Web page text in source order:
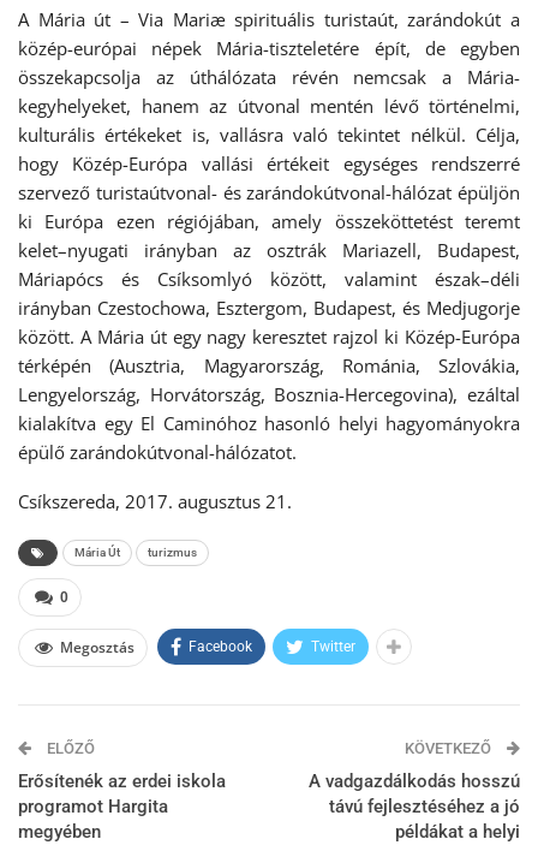
A Mária út – Via Mariæ spirituális turistaút, zarándokút a
közép-európai népek Mária-tiszteletére épít, de egyben
összekapcsolja az úthálózata révén nemcsak a Mária-
kegyhelyeket, hanem az útvonal mentén lévő történelmi,
kulturális értékeket is, vallásra való tekintet nélkül. Célja,
hogy Közép-Európa vallási értékeit egységes rendszerré
szervező turistaútvonal- és zarándokútvonal-hálózat épüljön
ki Európa ezen régiójában, amely összeköttetést teremt
kelet–nyugati irányban az osztrák Mariazell, Budapest,
Máriapócs és Csíksomlyó között, valamint észak–déli
irányban Czestochowa, Esztergom, Budapest, és Medjugorje
között. A Mária út egy nagy keresztet rajzol ki Közép-Európa
térképén (Ausztria, Magyarország, Románia, Szlovákia,
Lengyelország, Horvátország, Bosznia-Hercegovina), ezáltal
kialakítva egy El Caminóhoz hasonló helyi hagyományokra
épülő zarándokútvonal-hálózatot.
Csíkszereda, 2017. augusztus 21.
Mária Út turizmus
0
Megosztás Facebook Twitter
ELŐZŐ
Erősítenék az erdei iskola
programot Hargita
megyében
KÖVETKEZŐ
A vadgazdálkodás hosszú
távú fejlesztéséhez a jó
példákat a helyi